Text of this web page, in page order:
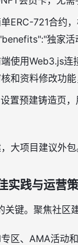
ERC-721合约
独家
使用Web3.js连
和资料修改功
设置预建铸造页
大项目建议外
实践与运营
键。聚焦社区
区、AMA活动